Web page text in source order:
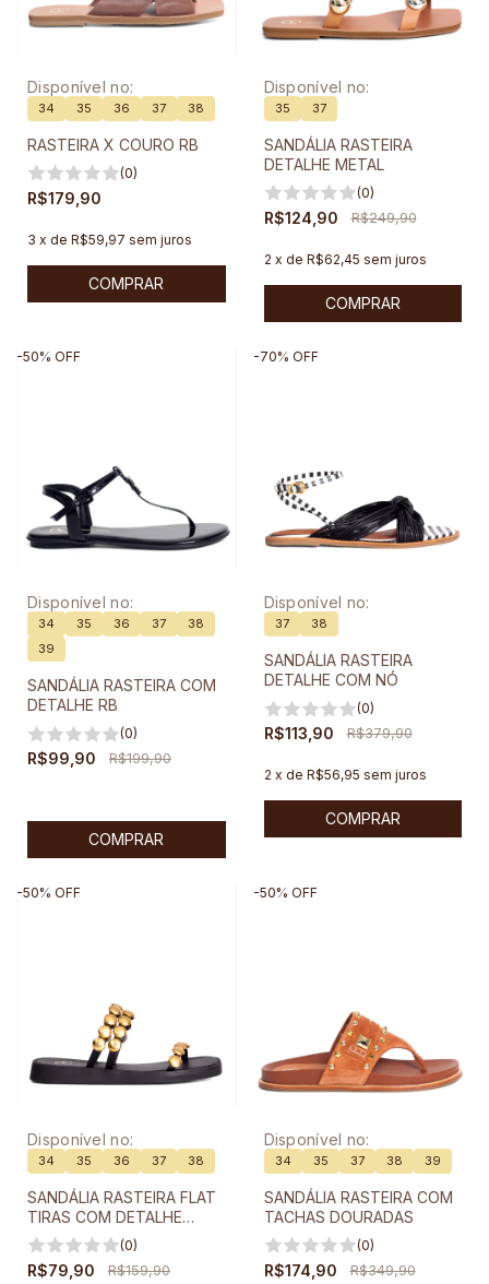
Disponível no:
34 35 36 37 38
RASTEIRA X COURO RB
(0)
R$179,90
3 x de R$59,97 sem juros
COMPRAR
Disponível no:
35 37
SANDÁLIA RASTEIRA
DETALHE METAL
(0)
R$124,90 R$249,90
2 x de R$62,45 sem juros
COMPRAR
Disponível no:
34 35 36 37
38
39
SANDÁLIA RASTEIRA COM
DETALHE RB
(0)
R$99,90
-50% OFF
R$199,90
COMPRAR
Disponível no:
37 38
SANDÁLIA RASTEIRA
DETALHE COM NÓ
(0)
R$113,90
-70% OFF
R$379,90
2 x de R$56,95 sem juros
COMPRAR
Disponível no:
34 35 36 37 38
SANDÁLIA RASTEIRA FLAT
TIRAS COM DETALHE
METAL
(0)
R$79,90
-50% OFF
R$159,90
Disponível no:
34 35 37 38 39
SANDÁLIA RASTEIRA COM
TACHAS DOURADAS
(0)
R$174,90
-50% OFF
R$349,90